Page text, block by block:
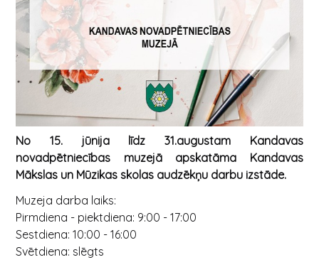
No 15. jūnija līdz 31.augustam Kandavas
novadpētniecības muzejā apskatāma Kandavas
Mākslas un Mūzikas skolas audzēkņu darbu izstāde.
Muzeja darba laiks:
Pirmdiena - piektdiena: 9:00 - 17:00
Sestdiena: 10:00 - 16:00
Svētdiena: slēgts